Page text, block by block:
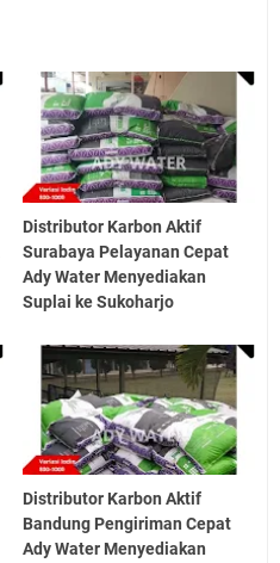
Distributor Karbon Aktif
Surabaya Pelayanan Cepat
Ady Water Menyediakan
Suplai ke Sukoharjo
Distributor Karbon Aktif
Bandung Pengiriman Cepat
Ady Water Menyediakan